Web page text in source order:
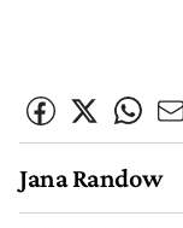
Jana Randow